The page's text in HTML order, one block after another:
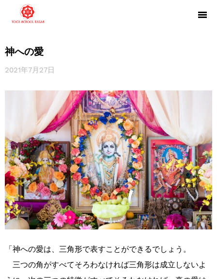
神への愛
2021年7月27日
「神への愛は、三角形で表すことができるでしょう。
三つの角がすべてそろわなければ三角形は成立しないよ